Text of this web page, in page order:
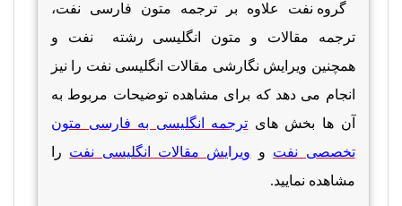
گروه نفت علاوه بر ترجمه متون فارسی نفت،
ترجمه مقالات و متون انگلیسی رشته نفت و
همچنین ویرایش نگارشی مقالات انگلیسی نفت را نیز
انجام می دهد که برای مشاهده توضیحات مربوط به
آن ها بخش های ترجمه انگلیسی به فارسی متون
تخصصی نفت و ویرایش مقالات انگلیسی نفت را
مشاهده نمایید.